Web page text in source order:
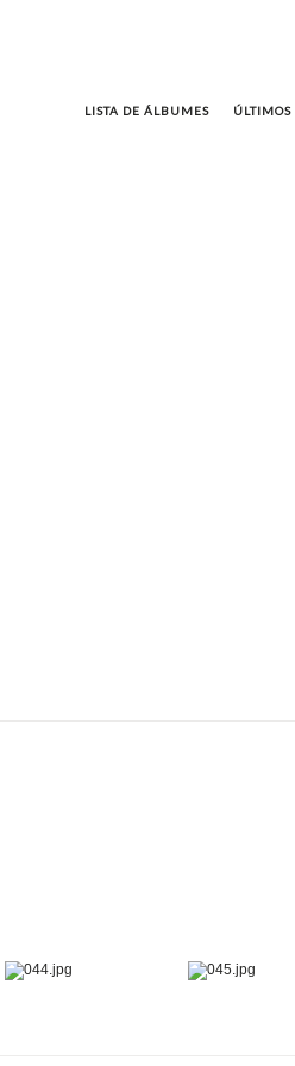
LISTA DE ÁLBUMES